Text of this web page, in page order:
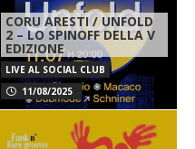
CORU ARESTI / UNFOLD
2 – LO SPINOFF DELLA V
EDIZIONE
LIVE AL SOCIAL CLUB
11/08/2025